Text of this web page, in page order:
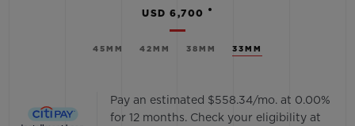
45MM 42MM 38MM 33MM
USD 6,700 •
Pay an estimated $558.34/mo. at 0.00%
for 12 months. Check your eligibility at